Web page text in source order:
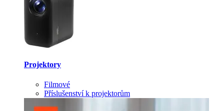
Projektory
Filmové
Příslušenství k projektorům